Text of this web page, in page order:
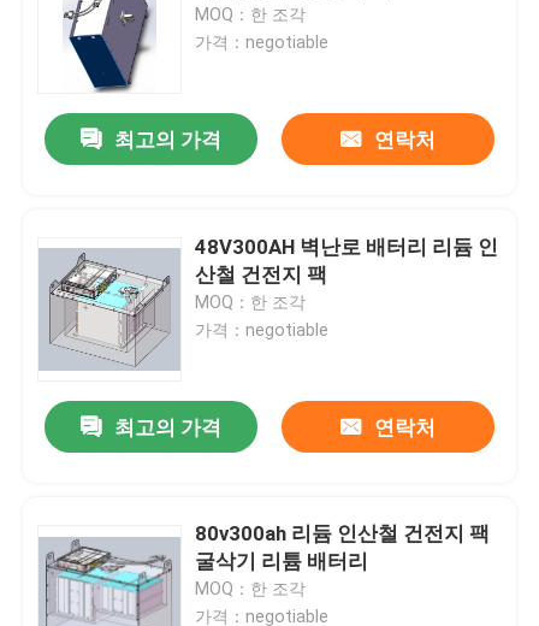
MOQ：한 조각
가격：negotiable
최고의 가격 연락처
48V300AH 벽난로 배터리 리듐 인
산철 건전지 팩
MOQ：한 조각
가격：negotiable
최고의 가격 연락처
80v300ah 리듐 인산철 건전지 팩
굴삭기 리튬 배터리
MOQ：한 조각
가격：negotiable